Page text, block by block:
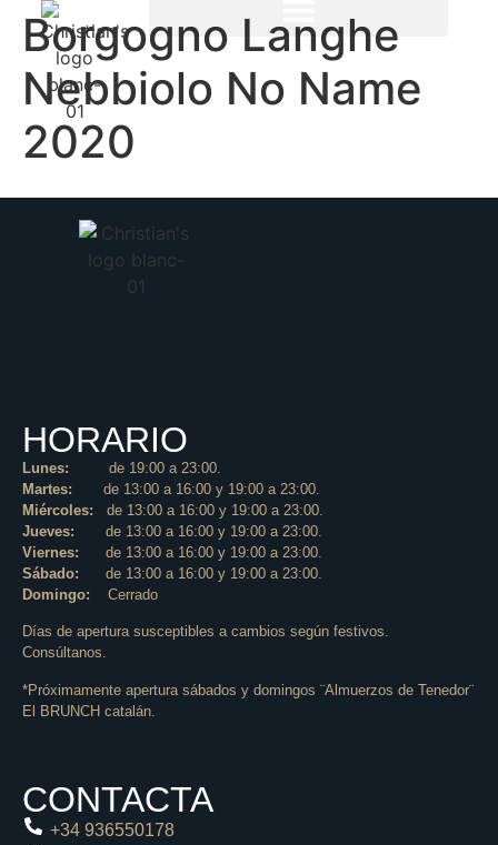
Borgogno Langhe
Nebbiolo No Name
2020
HORARIO
Lunes: de 19:00 a 23:00.
Martes: de 13:00 a 16:00 y 19:00 a 23:00.
Miércoles: de 13:00 a 16:00 y 19:00 a 23:00.
Jueves: de 13:00 a 16:00 y 19:00 a 23:00.
Viernes: de 13:00 a 16:00 y 19:00 a 23:00.
Sábado: de 13:00 a 16:00 y 19:00 a 23:00.
Domingo: Cerrado
Días de apertura susceptibles a cambios según festivos.
Consúltanos.
*Próximamente apertura sábados y domingos ¨Almuerzos de Tenedor¨
El BRUNCH catalán.
CONTACTA
+34 936550178